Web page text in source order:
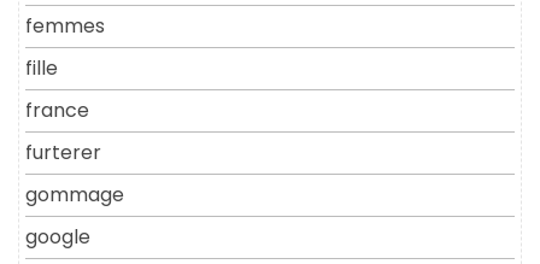
femmes
fille
france
furterer
gommage
google